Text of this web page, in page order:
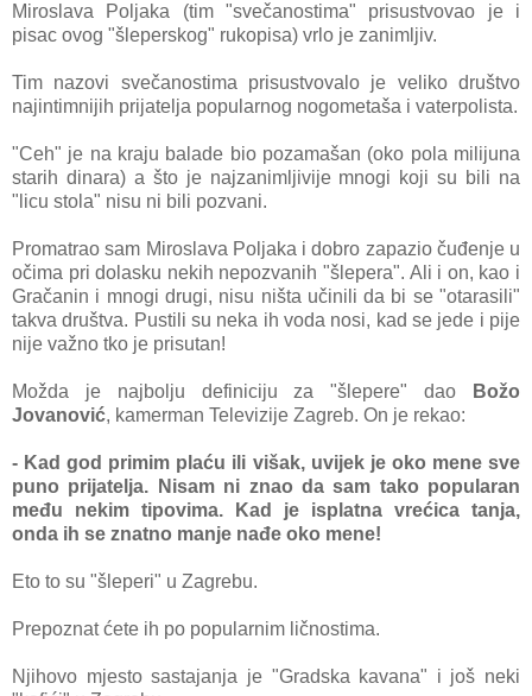
Miroslava Poljaka (tim "svečanostima" prisustvovao je i
pisac ovog "šleperskog" rukopisa) vrlo je zanimljiv.
Tim nazovi svečanostima prisustvovalo je veliko društvo
najintimnijih prijatelja popularnog nogometaša i vaterpolista.
"Ceh" je na kraju balade bio pozamašan (oko pola milijuna
starih dinara) a što je najzanimljivije mnogi koji su bili na
"licu stola" nisu ni bili pozvani.
Promatrao sam Miroslava Poljaka i dobro zapazio čuđenje u
očima pri dolasku nekih nepozvanih "šlepera". Ali i on, kao i
Gračanin i mnogi drugi, nisu ništa učinili da bi se "otarasili"
takva društva. Pustili su neka ih voda nosi, kad se jede i pije
nije važno tko je prisutan!
Možda je najbolju definiciju za "šlepere" dao
Božo
Jovanović, kamerman Televizije Zagreb. On je rekao:
- Kad god primim plaću ili višak, uvijek je oko mene sve
puno prijatelja. Nisam ni znao da sam tako popularan
među nekim tipovima. Kad je isplatna vrećica tanja,
onda ih se znatno manje nađe oko mene!
Eto to su "šleperi" u Zagrebu.
Prepoznat ćete ih po popularnim ličnostima.
Njihovo mjesto sastajanja je "Gradska kavana" i još neki